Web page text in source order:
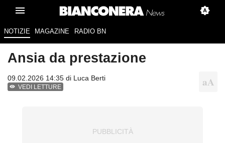
NOTIZIE MAGAZINE RADIO BN
Ansia da prestazione
09.02.2026 14:35 di Luca Berti
VEDI LETTURE